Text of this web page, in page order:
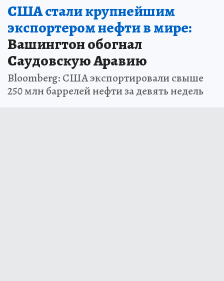
США стали крупнейшим
экспортером нефти в мире:
Вашингтон обогнал
Саудовскую Аравию
Bloomberg: США экспортировали свыше
250 млн баррелей нефти за девять недель